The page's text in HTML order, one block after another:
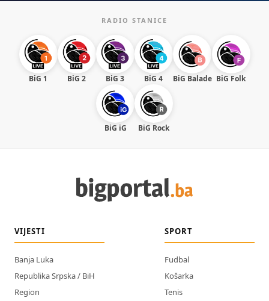
RADIO STANICE
BiG 1 BiG 2 BiG 3 BiG 4 BiG Balade BiG Folk
BiG iG BiG Rock
VIJESTI
Banja Luka
Republika Srpska / BiH
Region
SPORT
Fudbal
Košarka
Tenis